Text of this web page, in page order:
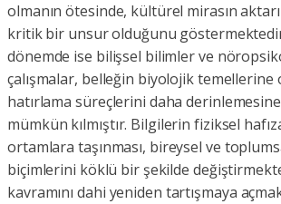
olmanın ötesinde, kültürel mirasın
kritik bir unsur olduğunu
dönemde ise bilişsel bilimler ve
çalışmalar, belleğin biyolojik temellerine
hatırlama süreçlerini daha derinlemesine
mümkün kılmıştır. Bilgilerin fiziksel
ortamlara taşınması, bireysel ve
biçimlerini köklü bir şekilde
kavramını dahi yeniden tartışmaya